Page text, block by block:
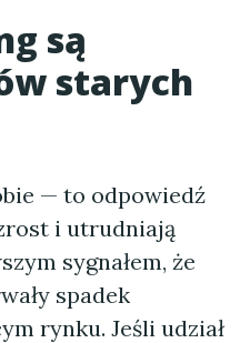
są
starych
— to odpowiedź
i utrudniają
sygnałem, że
spadek
rynku. Jeśli udział